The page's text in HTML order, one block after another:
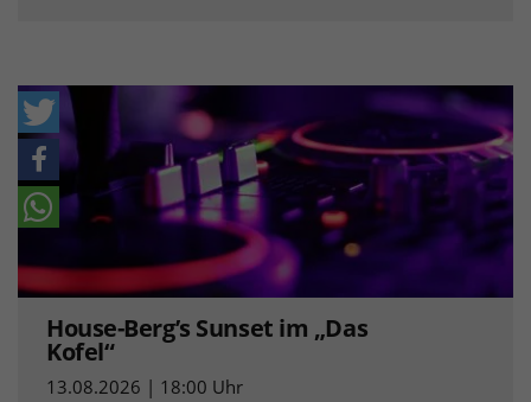
House-Berg’s Sunset im „Das
Kofel“
13.08.2026 | 18:00 Uhr